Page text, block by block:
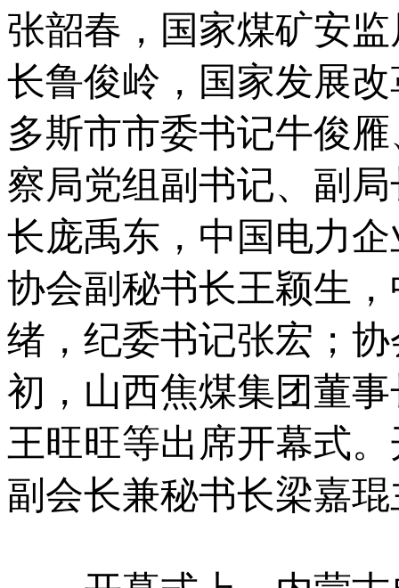
张韶春，国家煤矿安
长鲁俊岭，国家发展
多斯市市委书记牛俊
察局党组副书记、副
长庞禹东，中国电力
协会副秘书长王颖生
绪，纪委书记张宏；
初，山西焦煤集团董
王旺旺等出席开幕式
副会长兼秘书长梁嘉